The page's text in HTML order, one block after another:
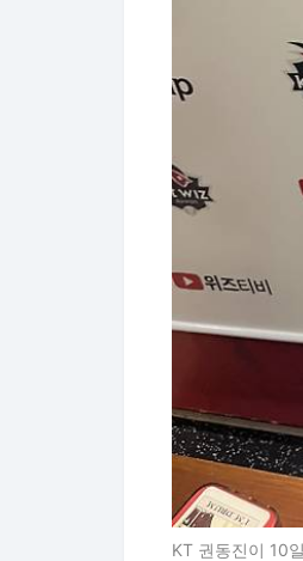
KT 권동진이 10